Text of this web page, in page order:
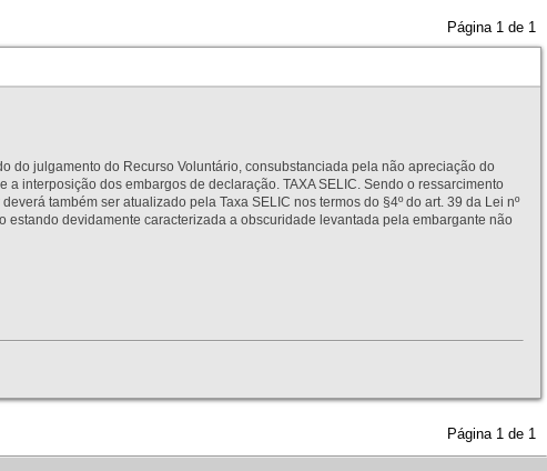
Página 1 de 1
do julgamento do Recurso Voluntário, consubstanciada pela não apreciação do
interposição dos embargos de declaração. TAXA SELIC. Sendo o ressarcimento
também ser atualizado pela Taxa SELIC nos termos do §4º do art. 39 da Lei nº
estando devidamente caracterizada a obscuridade levantada pela embargante não
Página 1 de 1